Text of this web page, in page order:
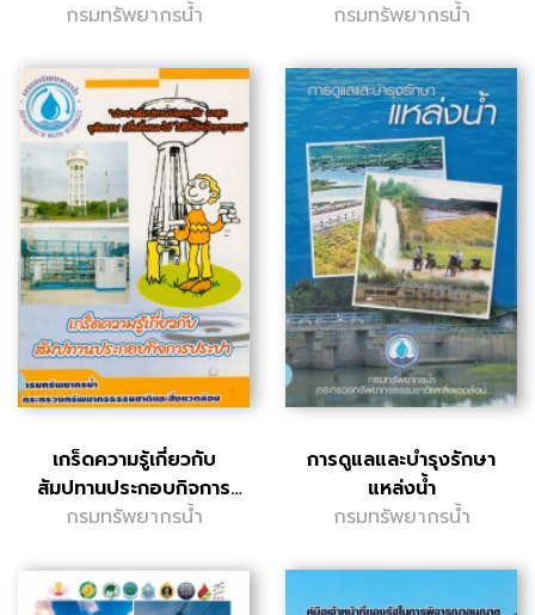
กรมทรัพยากรน้ำ
สัมปทาน
กรมทรัพยากรน้ำ
เกร็ดความรู้เกี่ยวกับ
สัมปทานประกอบกิจการ
ประปา
กรมทรัพยากรน้ำ
การดูแลและบำรุงรักษา
แหล่งน้ำ
กรมทรัพยากรน้ำ